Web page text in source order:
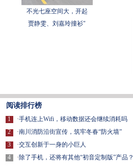
不光七座空间大，开起
贾静雯、刘嘉玲撞衫"
阅读排行榜
1
2
3
4
·手机连上Wifi，移动数据还会继续消耗吗
·南川消防沿街宣传，筑牢冬春“防火墙”
·交互创新于一身的小巨人
·除了手机，还将有其他“初音定制版”产品？